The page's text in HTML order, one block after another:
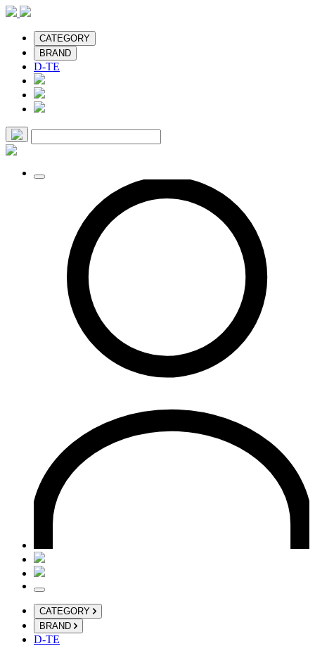
CATEGORY
BRAND
D-TE
CATEGORY
BRAND
D-TE